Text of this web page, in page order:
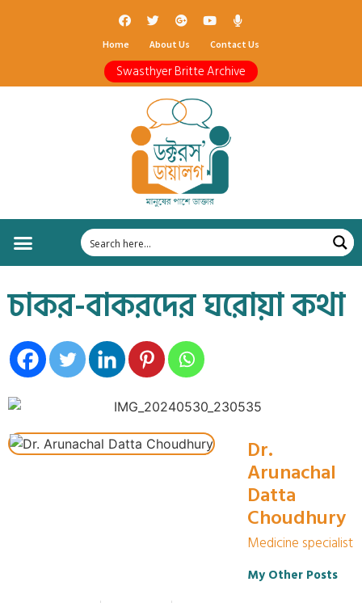
Home About Us Contact Us
Swasthyer Britte Archive
চাকর-বাকরদের ঘরোয়া কথা
Dr.
Arunachal
Datta
Choudhury
Medicine specialist
My Other Posts